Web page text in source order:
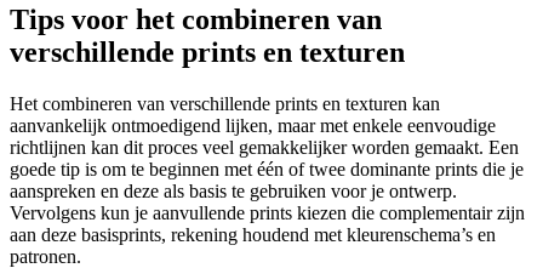
Tips voor het combineren van
verschillende prints en texturen
Het combineren van verschillende prints en texturen kan
aanvankelijk ontmoedigend lijken, maar met enkele eenvoudige
richtlijnen kan dit proces veel gemakkelijker worden gemaakt. Een
goede tip is om te beginnen met één of twee dominante prints die je
aanspreken en deze als basis te gebruiken voor je ontwerp.
Vervolgens kun je aanvullende prints kiezen die complementair zijn
aan deze basisprints, rekening houdend met kleurenschema’s en
patronen.